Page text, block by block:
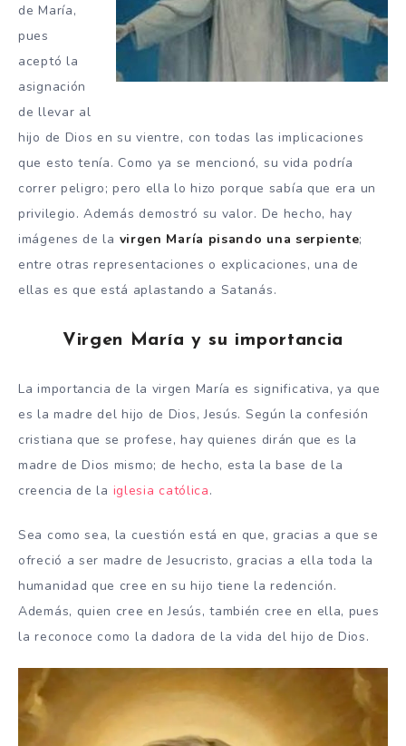
de María,
pues
aceptó la
asignación
de llevar al
hijo de Dios en su vientre, con todas las implicaciones
que esto tenía. Como ya se mencionó, su vida podría
correr peligro; pero ella lo hizo porque sabía que era un
privilegio. Además demostró su valor. De hecho, hay
imágenes de la virgen María pisando una serpiente;
entre otras representaciones o explicaciones, una de
ellas es que está aplastando a Satanás.
Virgen María y su importancia
La importancia de la virgen María es significativa, ya que
es la madre del hijo de Dios, Jesús. Según la confesión
cristiana que se profese, hay quienes dirán que es la
madre de Dios mismo; de hecho, esta la base de la
creencia de la iglesia católica.
Sea como sea, la cuestión está en que, gracias a que se
ofreció a ser madre de Jesucristo, gracias a ella toda la
humanidad que cree en su hijo tiene la redención.
Además, quien cree en Jesús, también cree en ella, pues
la reconoce como la dadora de la vida del hijo de Dios.